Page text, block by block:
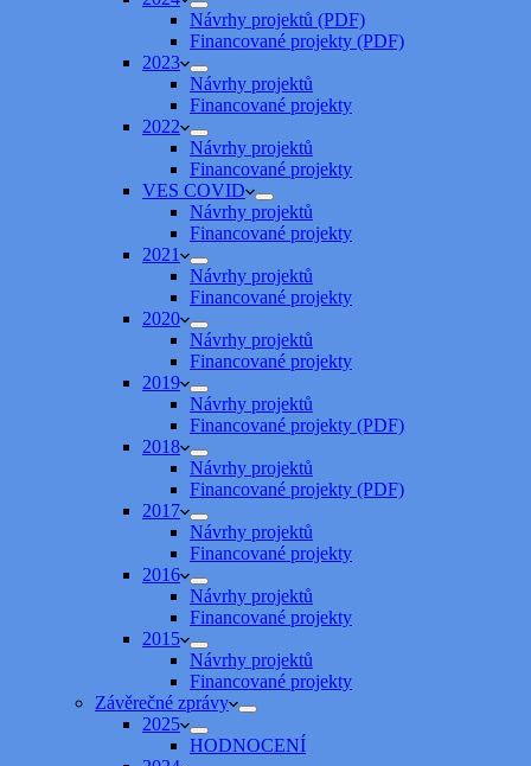
Návrhy projektů (PDF)
Financované projekty (PDF)
2023
Návrhy projektů
Financované projekty
2022
Návrhy projektů
Financované projekty
VES COVID
Návrhy projektů
Financované projekty
2021
Návrhy projektů
Financované projekty
2020
Návrhy projektů
Financované projekty
2019
Návrhy projektů
Financované projekty (PDF)
2018
Návrhy projektů
Financované projekty (PDF)
2017
Návrhy projektů
Financované projekty
2016
Návrhy projektů
Financované projekty
2015
Návrhy projektů
Financované projekty
Závěrečné zprávy
2025
HODNOCENÍ